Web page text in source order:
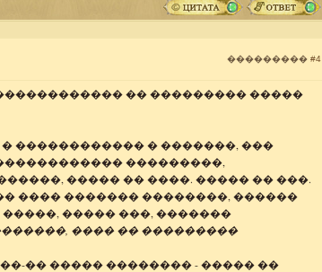
��������� #4
�� ��������� �����
������������ � �������, ���
���������,
����� �� ����. ����� �� ���.
���� ������� ��������, ������
����� ���, �������
���� �� ���������
�� ����� �������� - ����� ��